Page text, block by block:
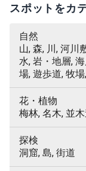
スポットをカ
自然
山, 森, 川, 河川
水, 岩・地層,
場, 遊歩道, 牧
花・植物
梅林, 名木, 並
探検
洞窟, 島, 街道